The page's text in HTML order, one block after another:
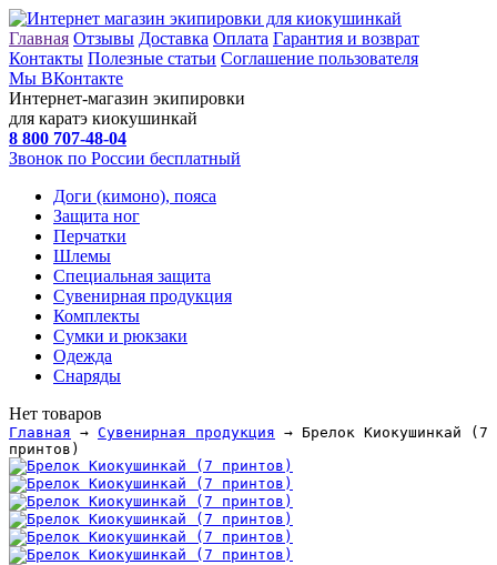
Главная Отзывы Доставка Оплата Гарантия и возврат
Контакты Полезные статьи Соглашение пользователя
Мы ВКонтакте
Интернет-магазин экипировки
для каратэ киокушинкай
8 800 707-48-04
Звонок по России бесплатный
Доги (кимоно), пояса
Защита ног
Перчатки
Шлемы
Специальная защита
Сувенирная продукция
Комплекты
Сумки и рюкзаки
Одежда
Снаряды
Нет товаров
Главная → Сувенирная продукция → Брелок Киокушинкай (7
принтов)